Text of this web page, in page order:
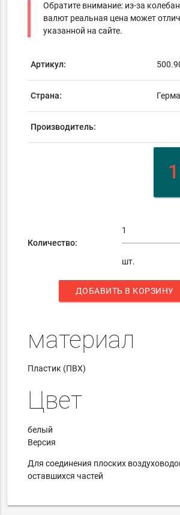
Обратите внимание: из-за
валют реальная цена может
указанной на сайте.
Артикул:
Страна:
Производитель:
Количество:
шт.
ДОБАВИТЬ В КОРЗИНУ
материал
Пластик (ПВХ)
Цвет
белый
Версия
Для соединения плоских
оставшихся частей